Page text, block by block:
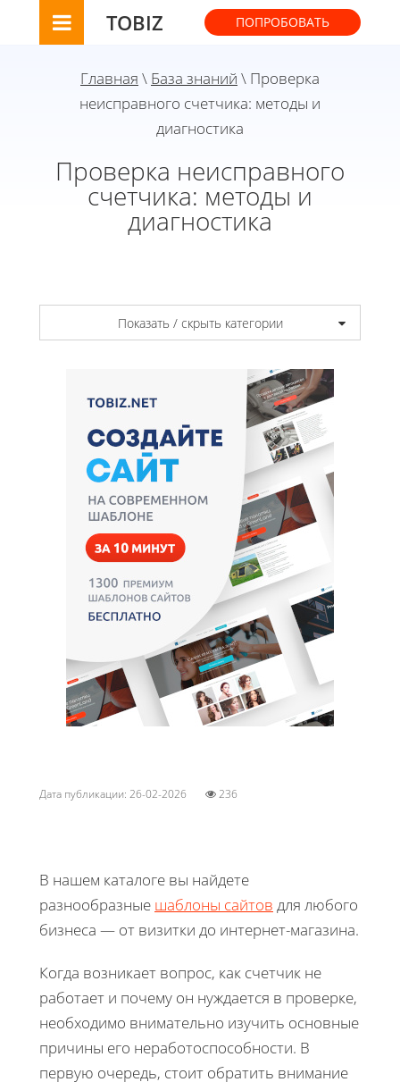
TOBIZ ПОПРОБОВАТЬ
Главная \ База знаний \ Проверка
неисправного счетчика: методы и
диагностика
Проверка неисправного
счетчика: методы и
диагностика
Показать / скрыть категории
Дата публикации: 26-02-2026 236
В нашем каталоге вы найдете
разнообразные шаблоны сайтов для любого
бизнеса — от визитки до интернет-магазина.
Когда возникает вопрос, как счетчик не
работает и почему он нуждается в проверке,
необходимо внимательно изучить основные
причины его неработоспособности. В
первую очередь, стоит обратить внимание